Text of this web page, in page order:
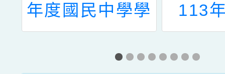
年度國民中學學
術性向暨創造能
力資賦優異學生
113
「桃
學區